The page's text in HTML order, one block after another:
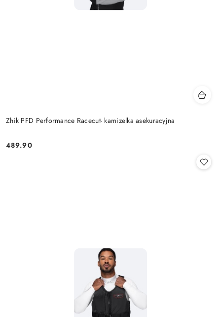
Zhik PFD Performance Racecut- kamizelka asekuracyjna
Cena:
489.90